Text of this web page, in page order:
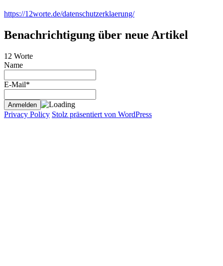
https://12worte.de/datenschutzerklaerung/
Benachrichtigung über neue Artikel
12 Worte
Name
E-Mail*
Privacy Policy Stolz präsentiert von WordPress